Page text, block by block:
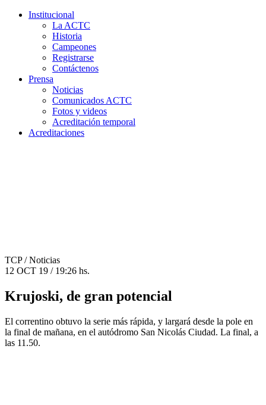
Institucional
La ACTC
Historia
Campeones
Registrarse
Contáctenos
Prensa
Noticias
Comunicados ACTC
Fotos y videos
Acreditación temporal
Acreditaciones
TCP/ Noticias
12 OCT 19 / 19:26 hs.
Krujoski, de gran potencial
El correntino obtuvo la serie más rápida, y largará desde la pole en
la final de mañana, en el autódromo San Nicolás Ciudad. La final, a
las 11.50.